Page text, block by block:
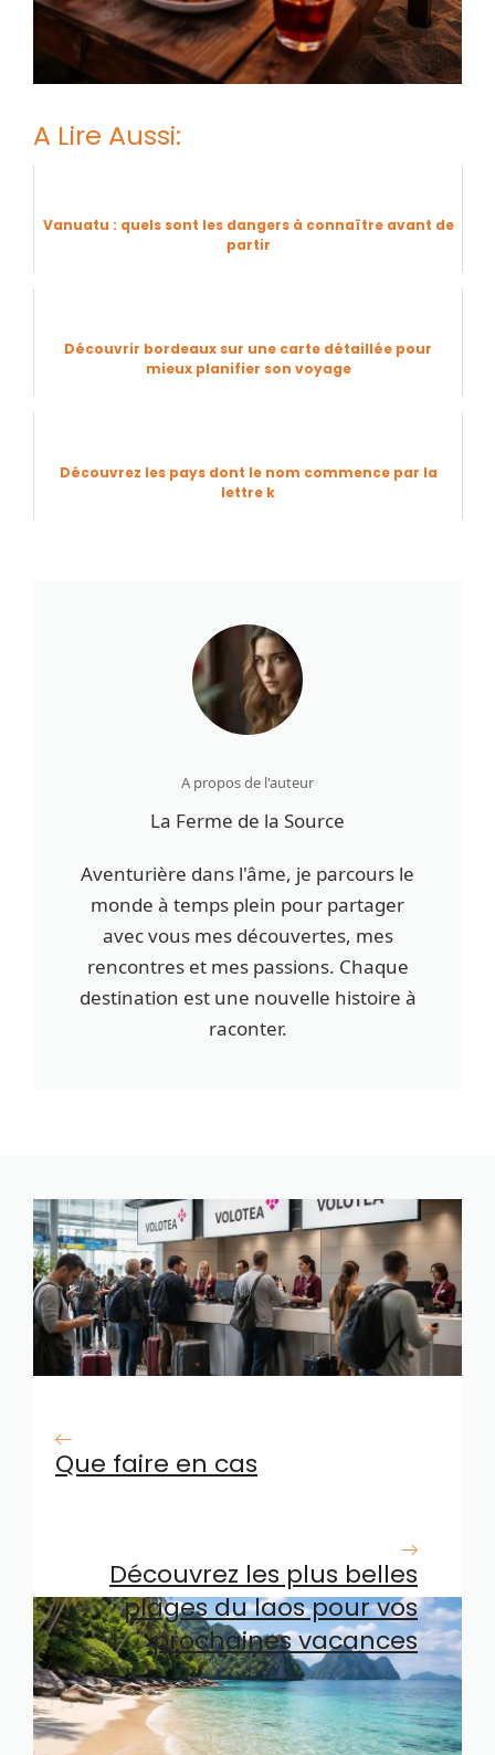
A Lire Aussi:
Vanuatu : quels sont les dangers à connaître avant de
partir
Découvrir bordeaux sur une carte détaillée pour
mieux planifier son voyage
Découvrez les pays dont le nom commence par la
lettre k
A propos de l'auteur
La Ferme de la Source
Aventurière dans l'âme, je parcours le
monde à temps plein pour partager
avec vous mes découvertes, mes
rencontres et mes passions. Chaque
destination est une nouvelle histoire à
raconter.
Que faire en cas
Découvrez les plus belles
plages du laos pour vos
prochaines vacances